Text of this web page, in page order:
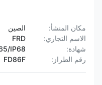
مكان المنشأ:
الصين
الاسم التجاري:
شهادة:
IP65/IP68
رقم الطراز:
FD86F